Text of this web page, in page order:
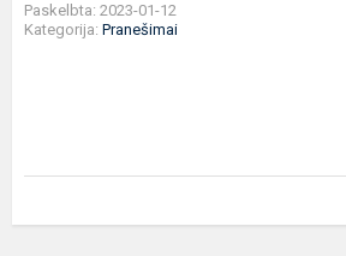
Paskelbta: 2023-01-12
Kategorija: Pranešimai